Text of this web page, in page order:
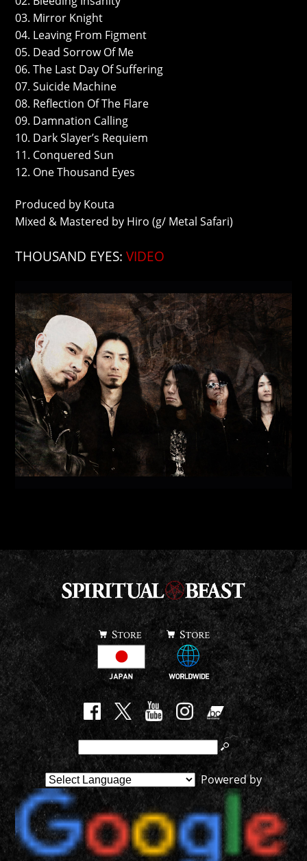
03. Mirror Knight
04. Leaving From Figment
05. Dead Sorrow Of Me
06. The Last Day Of Suffering
07. Suicide Machine
08. Reflection Of The Flare
09. Damnation Calling
10. Dark Slayer’s Requiem
11. Conquered Sun
12. One Thousand Eyes
Produced by Kouta
Mixed & Mastered by Hiro (g/ Metal Safari)
THOUSAND EYES:VIDEO
Powered by